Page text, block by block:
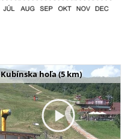
Kubínska hoľa (5 km)